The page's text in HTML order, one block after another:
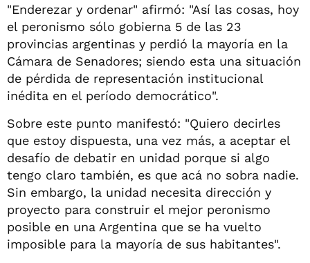
"Enderezar y ordenar" afirmó: "Así las cosas, hoy
el peronismo sólo gobierna 5 de las 23
provincias argentinas y perdió la mayoría en la
Cámara de Senadores; siendo esta una situación
de pérdida de representación institucional
inédita en el período democrático".
Sobre este punto manifestó: "Quiero decirles
que estoy dispuesta, una vez más, a aceptar el
desafío de debatir en unidad porque si algo
tengo claro también, es que acá no sobra nadie.
Sin embargo, la unidad necesita dirección y
proyecto para construir el mejor peronismo
posible en una Argentina que se ha vuelto
imposible para la mayoría de sus habitantes".